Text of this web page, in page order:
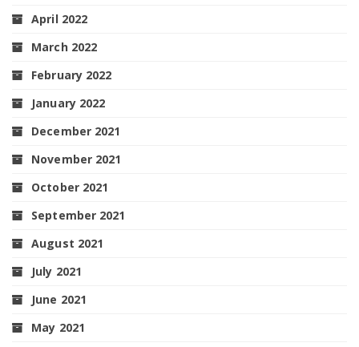
April 2022
March 2022
February 2022
January 2022
December 2021
November 2021
October 2021
September 2021
August 2021
July 2021
June 2021
May 2021